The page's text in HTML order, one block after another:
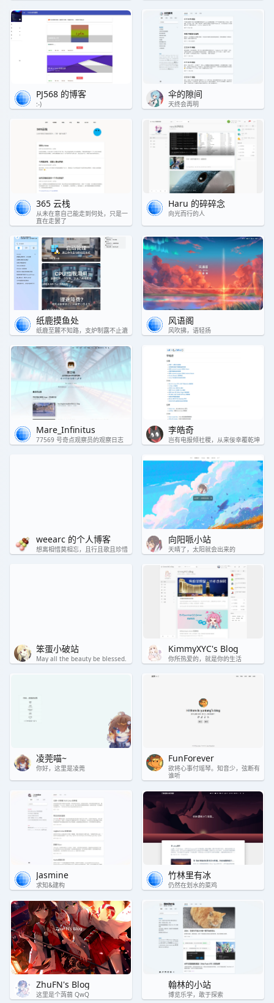
PJ568 的博客
:-)
伞的隙间
天终会再明
365 云栈
从未在意自己能走到何处，只是一
直在走罢了
Haru 的碎碎念
向光而行的人
纸鹿摸鱼处
纸鹿至麓不知路，支炉制露不止漉
风语阁
风吹拂，语轻扬
Mare_Infinitus
77569 号奇点观察员的观察日志
李皓奇
岂有电报倾社稷，从来佞幸覆乾坤
weearc 的个人博客
想离相惜莫相忘，且行且歌且珍惜
向阳哌小站
天晴了，太阳就会出来的
笨蛋小破站
May all the beauty be blessed.
KimmyXYC's Blog
你所热爱的，就是你的生活
凌莞喵~
你好，这里是凌莞
FunForever
欲将心事付瑶琴。知音少，弦断有
谁听
Jasmine
求知&建构
竹林里有冰
仍然在划水的菜鸡
ZhuFN's Blog
这里是个蒟蒻 QwQ
翰林的小站
博览乐学，敢于探索